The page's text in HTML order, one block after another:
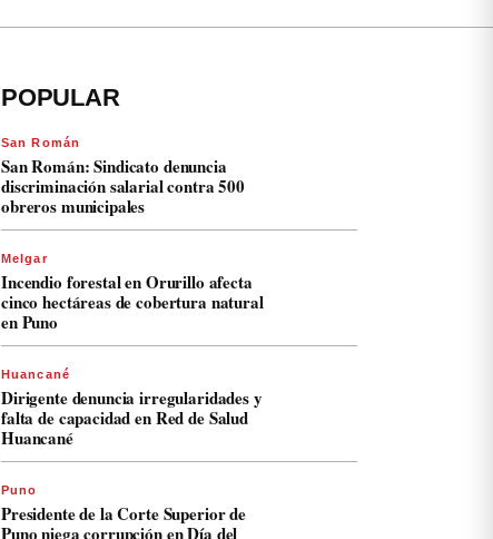
POPULAR
San Román
San Román: Sindicato denuncia
discriminación salarial contra 500
obreros municipales
Melgar
Incendio forestal en Orurillo afecta
cinco hectáreas de cobertura natural
en Puno
Huancané
Dirigente denuncia irregularidades y
falta de capacidad en Red de Salud
Huancané
Puno
Presidente de la Corte Superior de
Puno niega corrupción en Día del